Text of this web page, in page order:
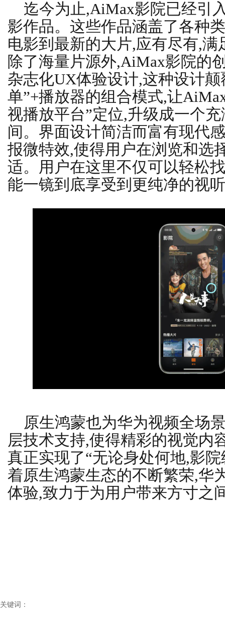
迄今为止,AiMax影院已经引
影作品。这些作品涵盖了各种
电影到最新的大片,应有尽有,
除了海量片源外,AiMax影院的
杂志化UX体验设计,这种设计
单”+播放器的组合模式,让
视播放平台”定位,升级成一个
间。界面设计简洁而富有现代
报微特效,使得用户在浏览和选
适。用户在这里不仅可以轻松
能一镜到底享受到更纯净的视
原生鸿蒙也为华为视频全场
层技术支持,使得精彩的视觉内
真正实现了“无论身处何地,影
着原生鸿蒙生态的不断繁荣,华
体验,致力于为用户带来方寸之
关键词：